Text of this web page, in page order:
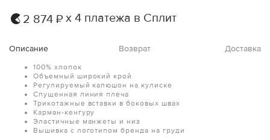
2 874 ₽ х 4 платежа в Сплит
Описание Возврат Доставка
100% хлопок
Объемный широкий крой
Регулируемый капюшон на кулиске
Спущенная линия плеча
Трикотажные вставки в боковых швах
Карман-кенгуру
Эластичные манжеты и низ
Вышивка с логотипом бренда на груди